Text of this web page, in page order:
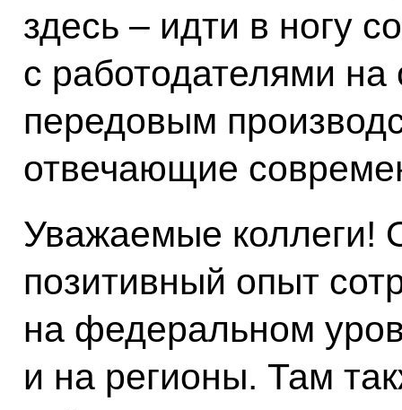
здесь – идти в ногу
с работодателями
передовым
отвечающие
Уважаемые коллеги!
позитивный опыт
на федеральном
и на регионы. Там